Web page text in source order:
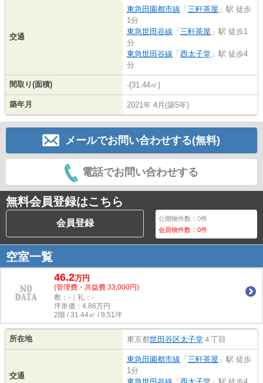
交通
東急田園都市線 「 三軒茶屋 」駅 徒歩
1分
東急世田谷線 「 三軒茶屋 」駅 徒歩1
分
東急世田谷線 「 西太子堂 」駅 徒歩4
分
間取り(面積) -(31.44㎡)
築年月 2021年 4月(築5年)
メールでお問い合わせする(無料)
電話でお問い合わせする
無料会員登録はこちら
会員登録 公開物件数：0件
会員物件数：0件
空室一覧
46.2万円
(管理費・共益費 33,000円)
敷：-｜礼：-
坪単価： 4.86万円
2階 / 31.44㎡ / 9.51坪
所在地 東京都世田谷区太子堂 ４丁目
交通
東急田園都市線 「 三軒茶屋 」駅 徒歩
1分